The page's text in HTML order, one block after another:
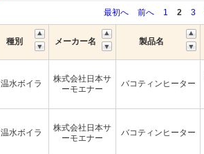
最初へ
前へ 1 2 3
種別 メーカー名 製品名
温水ボイラ
株式会社日本サ
ーモエナー
バコティンヒーター
温水ボイラ
株式会社日本サ
ーモエナー
バコティンヒーター